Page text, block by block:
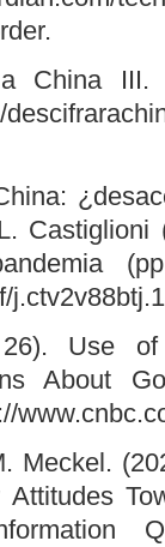
China III.
Castiglioni
Use
About
Meckel.